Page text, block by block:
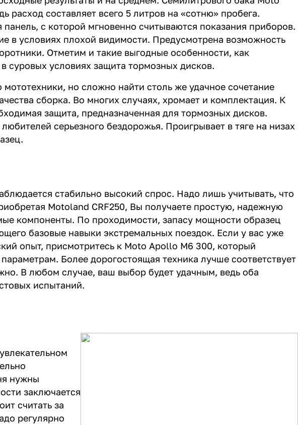
расход составляет всего 5 литров на «сотню» пробега.
с которой мгновенно считываются показания приборов.
в условиях плохой видимости. Предусмотрена возможность
Отметим и такие выгодные особенности, как
суровых условиях защита тормозных дисков.
но сложно найти столь же удачное сочетание
сборка. Во многих случаях, хромает и комплектация. К
защита, предназначенная для тормозных дисков.
серьезного бездорожья. Проигрывает в тяге на низах
стабильно высокий спрос. Надо лишь учитывать, что
Motoland CRF250, Вы получаете простую, надежную
компоненты. По проходимости, запасу мощности образец
базовые навыки экстремальных поездок. Если у вас уже
опыт, присмотритесь к Moto Apollo M6 300, который
Более дорогостоящая техника лучше соответствует
В любом случае, ваш выбор будет удачным, ведь оба
испытаний.
нужны
заключается
считать за
регулярно